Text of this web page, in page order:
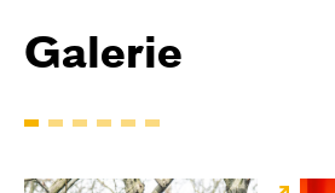
Relaxed Performance
Karten
Galerie